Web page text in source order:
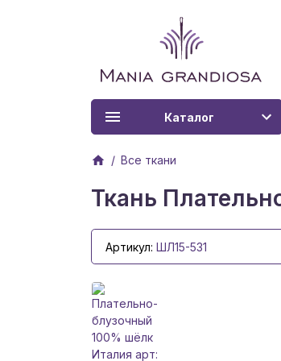
Каталог
Все ткани
Ткань
Артикул: ШЛ15-531